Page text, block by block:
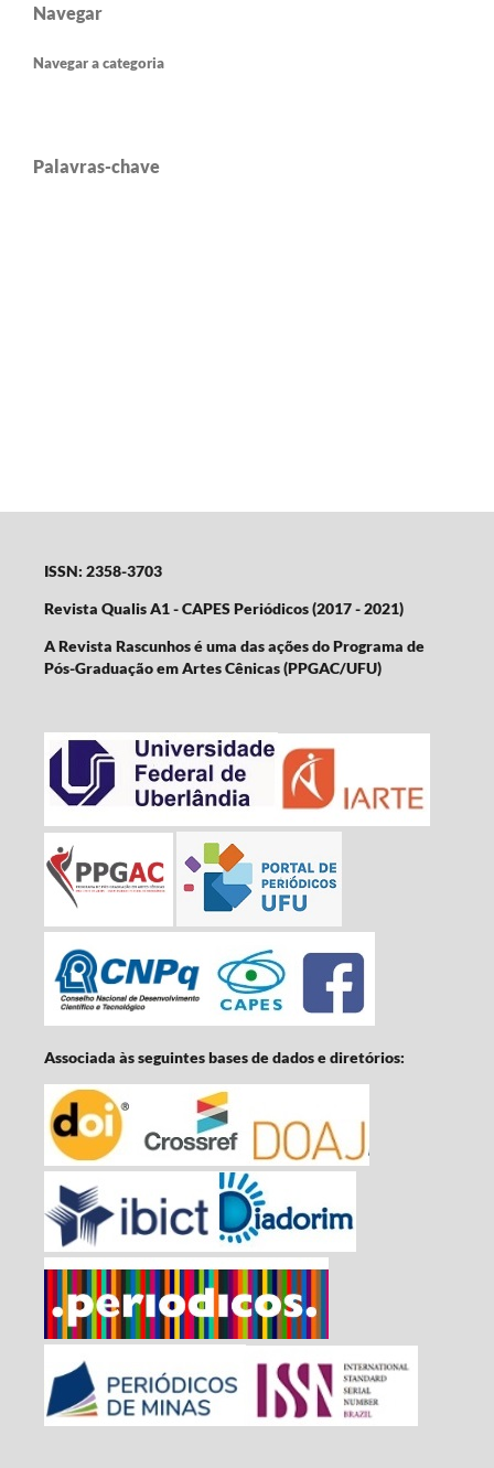
Navegar
Navegar a categoria
Palavras-chave
ISSN: 2358-3703
Revista Qualis A1 - CAPES Periódicos (2017 - 2021)
A Revista Rascunhos é uma das ações do Programa de
Pós-Graduação em Artes Cênicas (PPGAC/UFU)
Associada às seguintes bases de dados e diretórios: